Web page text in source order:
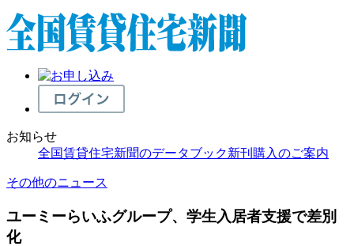
お知らせ
全国賃貸住宅新聞のデータブック新刊購入のご案内
その他のニュース
ユーミーらいふグループ、学生入居者支援で差別
化